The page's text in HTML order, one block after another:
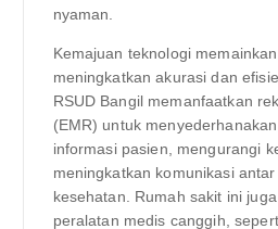
nyaman.
Kemajuan teknologi
meningkatkan akurasi dan
RSUD Bangil memanfaatkan
(EMR) untuk
informasi pasien, mengurangi
meningkatkan komunikasi
kesehatan. Rumah sakit ini
peralatan medis canggih,